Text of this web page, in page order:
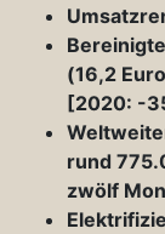
(16,2
[2020: -
rund
zwölf